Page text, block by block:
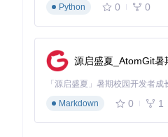
四步编译法
chmod +x runpdf
手动编译步骤分解：
Python
0 0
源启盛夏_AtomGit暑
Markdown
0 1